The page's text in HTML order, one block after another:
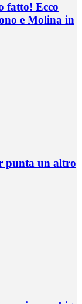
fatto! Ecco
e Molina in
punta un altro